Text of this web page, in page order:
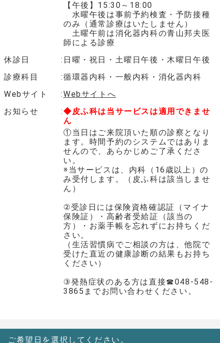
【午後】15:30～18:00
水曜午後は事前予約検査・予防接種
のみ（通常診療はいたしません）
土曜午前は消化器内科の青山邦夫医
師による診療
休診日
日曜・祝日・土曜日午後・木曜日午後
診療科目
循環器内科・一般内科・消化器内科
Webサイト
Webサイトへ
お知らせ
◆皮ふ科は当サービスは適用できませ
ん
①当日はご来院頂いた順の診察となり
ます。時間予約のシステムではありま
せんので、あらかじめご了承くださ
い。
※当サービスは、内科（16歳以上）の
み受付します。（皮ふ科は該当しませ
ん）
②受診日には保険資格確認証（マイナ
保険証）・高齢者受給証（該当の
方）・お薬手帳を忘れずにお持ちくだ
さい。
（生活習慣病でご相談の方は、他院で
受けた直近の健康診断の結果もお持ち
ください）
③発熱症状のある方は直接☎048-548-
3865までお問い合わせください。
ご希望日を選択してください。